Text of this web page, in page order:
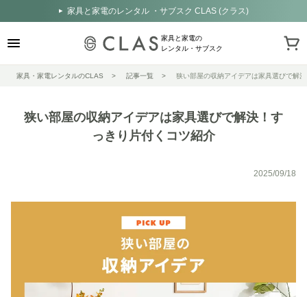
家具と家電のレンタル ・サブスク CLAS (クラス)
家具と家電の
レンタル・サブスク
家具・家電レンタルのCLAS 記事一覧 狭い部屋の収納アイデアは家具選びで解
狭い部屋の収納アイデアは家具選びで解決！す
っきり片付くコツ紹介
2025/09/18